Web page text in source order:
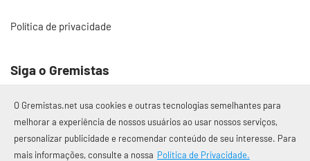
Política de privacidade
Siga o Gremistas
© 2017 – 2026 Gremistas.net
Gremistas.net — Porto Alegre/RS
O Gremistas.net usa cookies e outras tecnologias semelhantes para
melhorar a experiência de nossos usuários ao usar nossos serviços,
personalizar publicidade e recomendar conteúdo de seu interesse. Para
mais informações, consulte a nossa Política de Privacidade.